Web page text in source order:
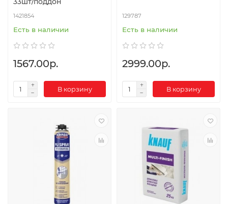
1421854
Есть в наличии
1567.00р.
В корзину
129787
Есть в наличии
2999.00р.
В корзину